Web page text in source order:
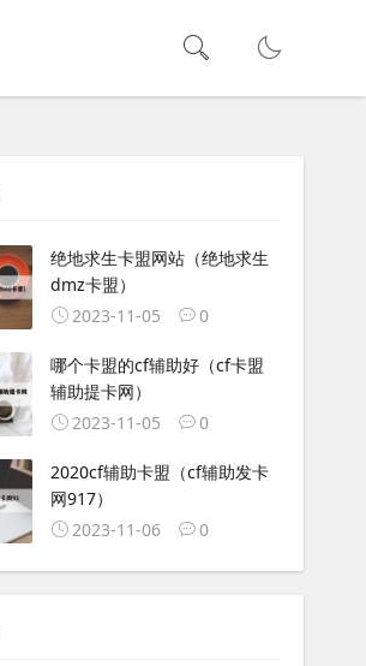
绝地求生卡盟网站（绝地求生
dmz卡盟）
2023-11-05
0
哪个卡盟的cf辅助好（cf卡盟
辅助提卡网）
2023-11-05
0
2020cf辅助卡盟（cf辅助发卡
网917）
2023-11-06
0